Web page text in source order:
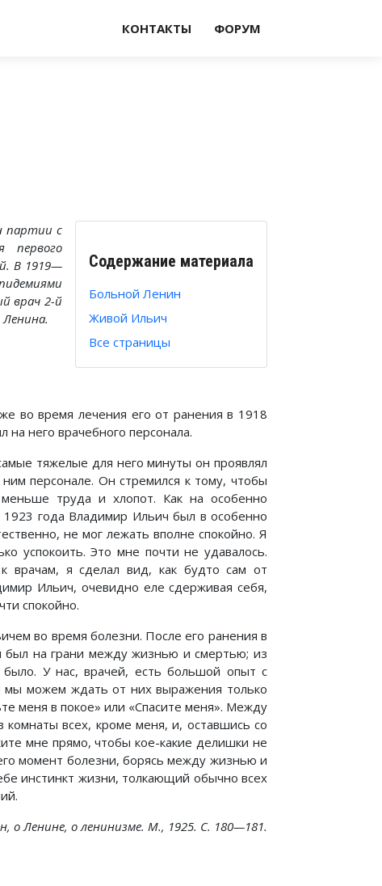
КОНТАКТЫ ФОРУМ
Содержание материала
Больной Ленин
Живой Ильич
Все страницы
партии с
первого
В 1919—
врач 2-й
во время лечения его от ранения в 1918
на него врачебного персонала.
тяжелые для него минуты он проявлял
персонале. Он стремился к тому, чтобы
труда и хлопот. Как на особенно
1923 года Владимир Ильич был в особенно
не мог лежать вполне спокойно. Я
успокоить. Это мне почти не удавалось.
врачам, я сделал вид, как будто сам от
Ильич, очевидно еле сдерживая себя,
спокойно.
во время болезни. После его ранения в
был на грани между жизнью и смертью; из
было. У нас, врачей, есть большой опыт с
можем ждать от них выражения только
меня в покое» или «Спасите меня». Между
всех, кроме меня, и, оставшись со
мне прямо, чтобы кое-какие делишки не
момент болезни, борясь между жизнью и
инстинкт жизни, толкающий обычно всех
о Ленине, о ленинизме. М., 1925. С. 180—181.